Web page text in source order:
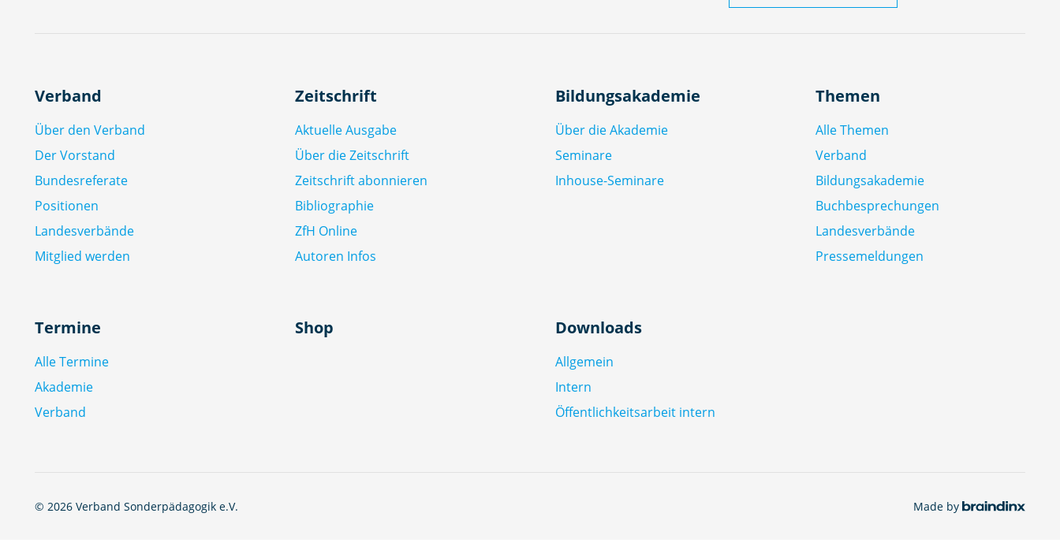
Verband
Über den Verband
Der Vorstand
Bundesreferate
Positionen
Landesverbände
Mitglied werden
Zeitschrift
Aktuelle Ausgabe
Über die Zeitschrift
Zeitschrift abonnieren
Bibliographie
ZfH Online
Autoren Infos
Bildungsakademie
Über die Akademie
Seminare
Inhouse-Seminare
Themen
Alle Themen
Verband
Bildungsakademie
Buchbesprechungen
Landesverbände
Pressemeldungen
Termine
Alle Termine
Akademie
Verband
Shop Downloads
Allgemein
Intern
Öffentlichkeitsarbeit intern
© 2026 Verband Sonderpädagogik e.V. Made by